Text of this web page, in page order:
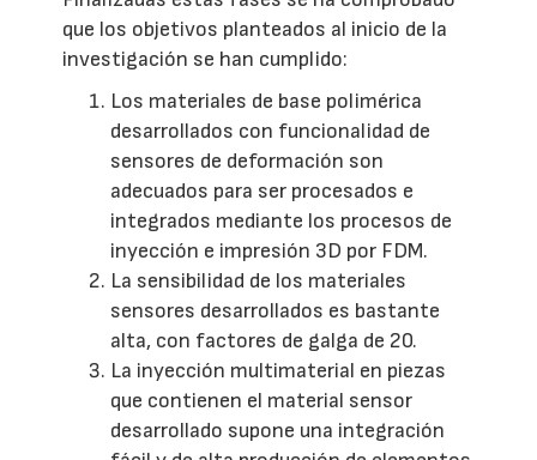
que los objetivos planteados al inicio de la
investigación se han cumplido:
Los materiales de base polimérica
desarrollados con funcionalidad de
sensores de deformación son
adecuados para ser procesados e
integrados mediante los procesos de
inyección e impresión 3D por FDM.
La sensibilidad de los materiales
sensores desarrollados es bastante
alta, con factores de galga de 20.
La inyección multimaterial en piezas
que contienen el material sensor
desarrollado supone una integración